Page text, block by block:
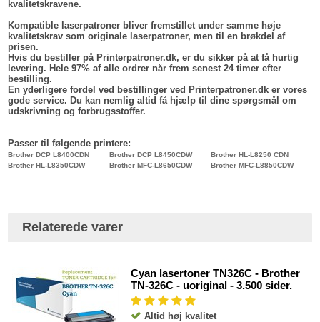
kvalitetskravene.
Kompatible laserpatroner bliver fremstillet under samme høje
kvalitetskrav som originale laserpatroner, men til en brøkdel af
prisen.
Hvis du bestiller på Printerpatroner.dk, er du sikker på at få hurtig
levering. Hele 97% af alle ordrer når frem senest 24 timer efter
bestilling.
En yderligere fordel ved bestillinger ved Printerpatroner.dk er vores
gode service. Du kan nemlig altid få hjælp til dine spørgsmål om
udskrivning og forbrugsstoffer.
Passer til følgende printere:
Brother DCP L8400CDN Brother DCP L8450CDW
Brother HL-L8250 CDN
Brother HL-L8350CDW
Brother MFC-L8650CDW Brother MFC-L8850CDW
Relaterede varer
Cyan lasertoner TN326C - Brother
TN-326C - uoriginal - 3.500 sider.
Altid høj kvalitet